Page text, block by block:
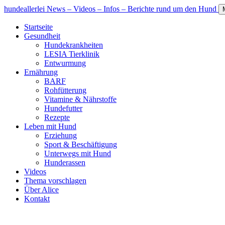
hundeallerlei News – Videos – Infos – Berichte rund um den Hund
Startseite
Gesundheit
Hundekrankheiten
LESIA Tierklinik
Entwurmung
Ernährung
BARF
Rohfütterung
Vitamine & Nährstoffe
Hundefutter
Rezepte
Leben mit Hund
Erziehung
Sport & Beschäftigung
Unterwegs mit Hund
Hunderassen
Videos
Thema vorschlagen
Über Alice
Kontakt